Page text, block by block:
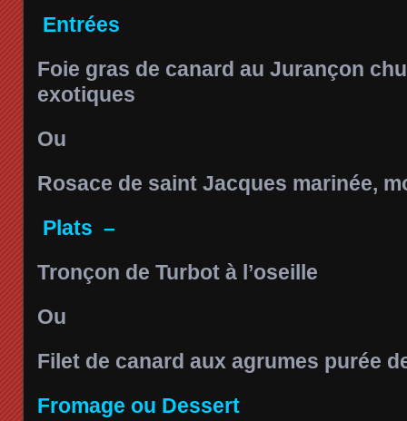
Entrées
Foie gras de canard au Jurançon
exotiques
Ou
Rosace de saint Jacques marinée,
Plats –
Tronçon de Turbot à l’oseille
Ou
Filet de canard aux agrumes purée
Fromage ou Dessert